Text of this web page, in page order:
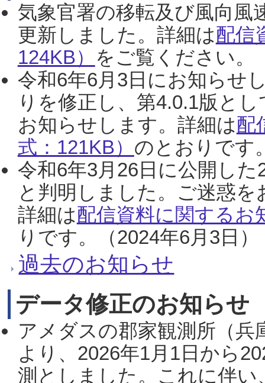
気象官署の移転及び風向風
更新しました。詳細は配信
124KB） をご覧ください。
令和6年6月3日にお知らせ
りを修正し、第4.0.1版と
お知らせします。詳細は配
式：121KB） のとおりです
令和6年3月26日に公開し
と判明しました。ご迷惑
詳細は配信資料に関するお
りです。（2024年6月3日）
過去のお知らせ
データ修正のお知らせ
アメダスの郡家観測所（
より、2026年1月1日から
測としました。これに伴い